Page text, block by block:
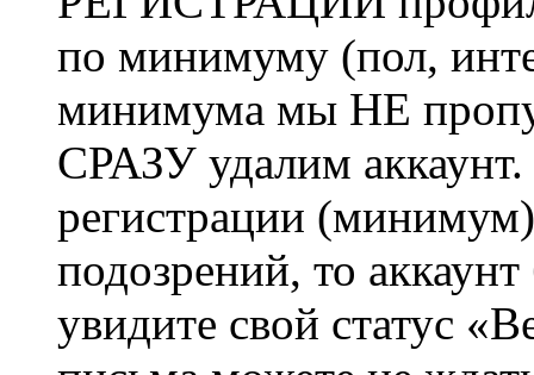
по минимуму (пол,
минимума мы НЕ
СРАЗУ удалим
регистрации
подозрений, то
увидите свой статус